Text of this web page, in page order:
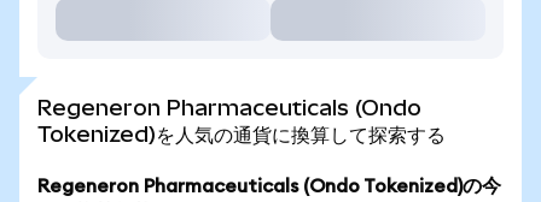
Regeneron Pharmaceuticals (Ondo
Tokenized)を人気の通貨に換算して探索する
Regeneron Pharmaceuticals (Ondo Tokenized)の今